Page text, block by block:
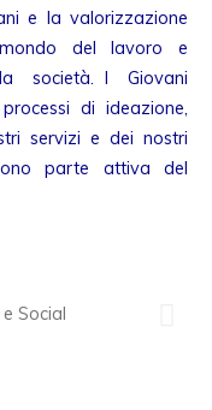
e la valorizzazione
del lavoro e
società. I Giovani
di ideazione,
servizi e dei nostri
parte attiva del